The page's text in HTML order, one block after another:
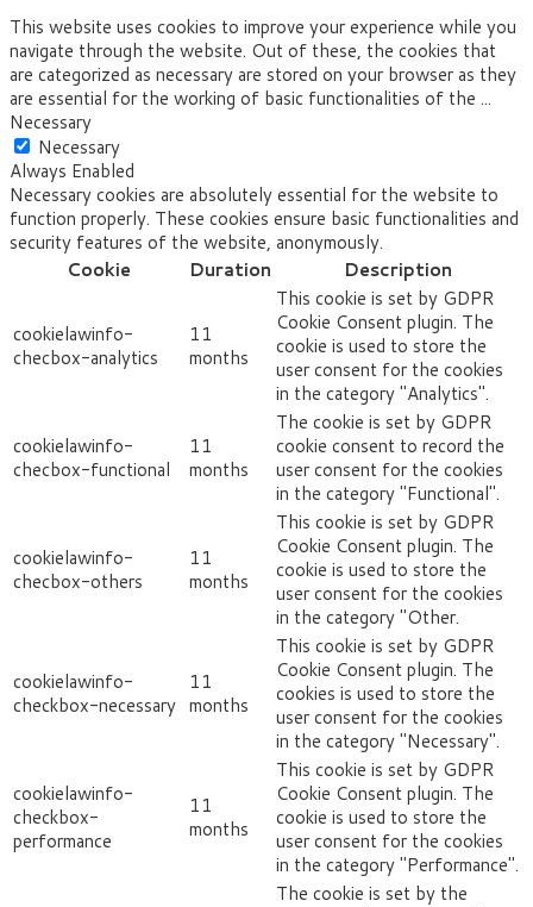
This website uses cookies to improve your experience while you
navigate through the website. Out of these, the cookies that
are categorized as necessary are stored on your browser as they
are essential for the working of basic functionalities of the ...
Necessary
Necessary
Always Enabled
Necessary cookies are absolutely essential for the website to
function properly. These cookies ensure basic functionalities and
security features of the website, anonymously.
Cookie
Duration Description
cookielawinfo-
checbox-analytics
11
months
This cookie is set by GDPR
Cookie Consent plugin. The
cookie is used to store the
user consent for the cookies
in the category "Analytics".
cookielawinfo-
checbox-functional
11
months
The cookie is set by GDPR
cookie consent to record the
user consent for the cookies
in the category "Functional".
cookielawinfo-
checbox-others
11
months
This cookie is set by GDPR
Cookie Consent plugin. The
cookie is used to store the
user consent for the cookies
in the category "Other.
cookielawinfo-
checkbox-necessary
11
months
This cookie is set by GDPR
Cookie Consent plugin. The
cookies is used to store the
user consent for the cookies
in the category "Necessary".
cookielawinfo-
checkbox-
performance
11
months
This cookie is set by GDPR
Cookie Consent plugin. The
cookie is used to store the
user consent for the cookies
in the category "Performance".
The cookie is set by the